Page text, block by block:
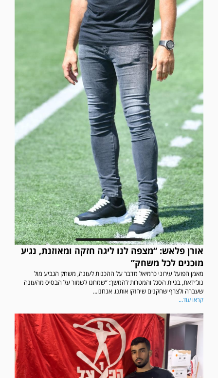
אורן פלאש: “מצפה לנו ליגה חזקה ומאוזנת, נגיע
מוכנים לכל משחק”
מאמן הפועל עירוני כרמיאל מדבר על ההכנות לעונה, משחק הגביע מול
נוג’ידאת, בניית הסגל והמטרות להמשך: “שמחנו לשמור על הבסיס מהעונה
שעברה ולצרף שחקנים שיחזקו אותנו. אנחנו...
קראו עוד...